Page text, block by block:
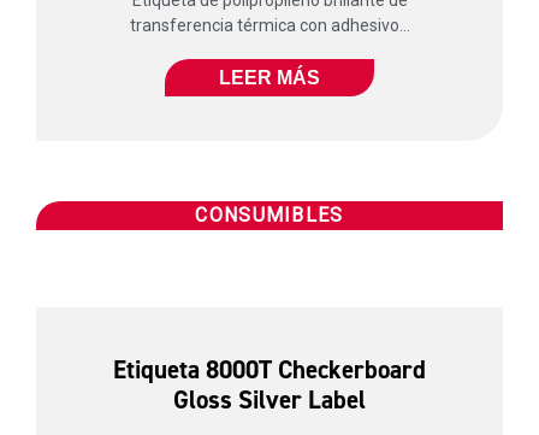
transferencia térmica con adhesivo...
LEER MÁS
CONSUMIBLES
Etiqueta 8000T Checkerboard
Gloss Silver Label